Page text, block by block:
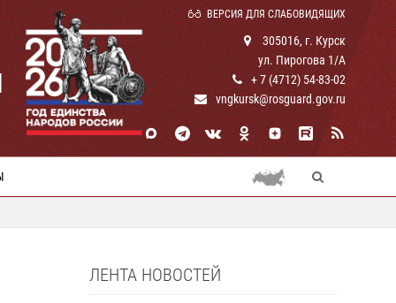
ВЕРСИЯ ДЛЯ СЛАБОВИДЯЩИХ
305016, г. Курск
ул. Пирогова 1/А
+ 7 (4712) 54-83-02
vngkursk@rosguard.gov.ru
ЛЕНТА НОВОСТЕЙ